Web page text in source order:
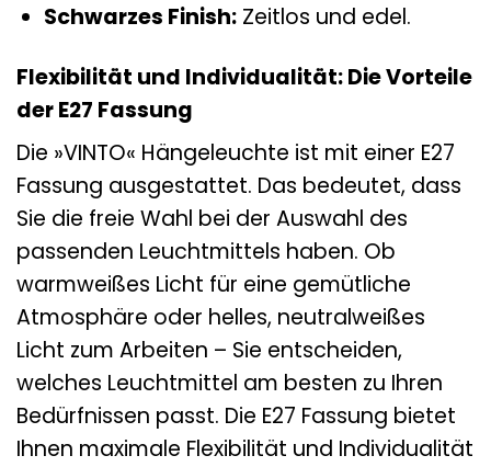
Schwarzes Finish:Zeitlos und edel.
Flexibilität und Individualität: Die Vorteile
der E27 Fassung
Die »VINTO« Hängeleuchte ist mit einer E27
Fassung ausgestattet. Das bedeutet, dass
Sie die freie Wahl bei der Auswahl des
passenden Leuchtmittels haben. Ob
warmweißes Licht für eine gemütliche
Atmosphäre oder helles, neutralweißes
Licht zum Arbeiten – Sie entscheiden,
welches Leuchtmittel am besten zu Ihren
Bedürfnissen passt. Die E27 Fassung bietet
Ihnen maximale Flexibilität und Individualität